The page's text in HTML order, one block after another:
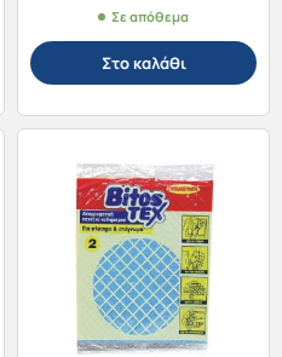
Σε απόθεμα
Στο καλάθι